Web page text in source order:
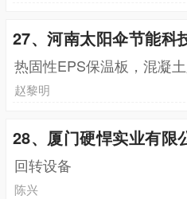
27、河南太阳伞节能科
热固性EPS保温板，混凝
赵黎明
28、厦门硬悍实业有限
回转设备
陈兴